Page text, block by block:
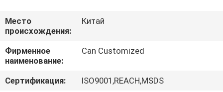
НАС
ПУТЕШЕСТВИЕ
ФАБРИКИ
Место
происхождения:
Китай
Фирменное
наименование:
Can Customized
Сертификация:
ISO9001,REACH,MSDS